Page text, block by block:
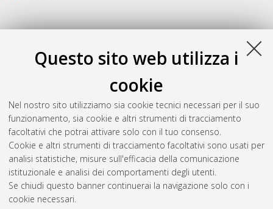
Questo sito web utilizza i
cookie
Nel nostro sito utilizziamo sia cookie tecnici necessari per il suo
funzionamento, sia cookie e altri strumenti di tracciamento
facoltativi che potrai attivare solo con il tuo consenso.
Cookie e altri strumenti di tracciamento facoltativi sono usati per
analisi statistiche, misure sull'efficacia della comunicazione
istituzionale e analisi dei comportamenti degli utenti.
Se chiudi questo banner continuerai la navigazione solo con i
cookie necessari.
Gestione del documento:
Atom